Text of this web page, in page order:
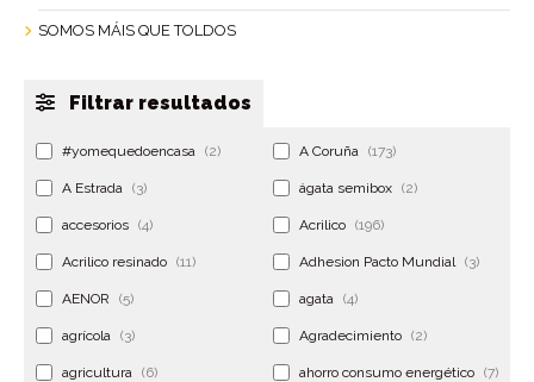
SOMOS MÁIS QUE TOLDOS
Filtrar resultados
#yomequedoencasa (2) A Coruña (173)
A Estrada (3) ágata semibox (2)
accesorios (4) Acrilico (196)
Acrilico resinado (11) Adhesion Pacto Mundial (3)
AENOR (5) agata (4)
agrícola (3) Agradecimiento (2)
agricultura (6) ahorro consumo energético (7)